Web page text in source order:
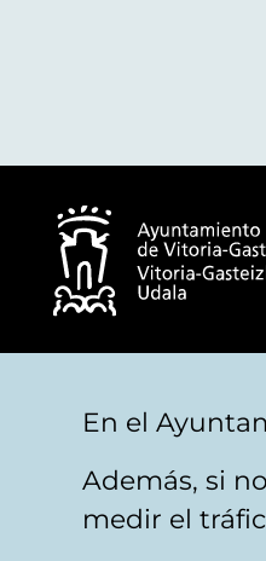
Mentions légales
En el
Además, si
medir el